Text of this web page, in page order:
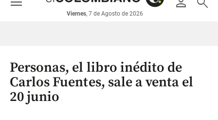
Colombia
Viernes, 7 de Agosto de 2026
Personas, el libro inédito de
Carlos Fuentes, sale a venta el
20 junio